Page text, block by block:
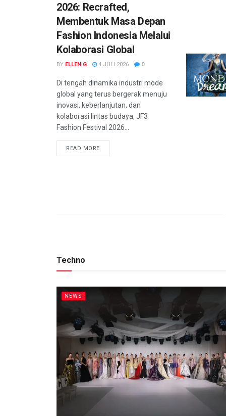
2026: Recrafted,
Membentuk Masa Depan
Fashion Indonesia Melalui
Kolaborasi Global
BY ELLEN G 4 JULI 2026 0
Di tengah dinamika industri mode
global yang terus bergerak menuju
inovasi, keberlanjutan, dan
kolaborasi lintas budaya, JF3
Fashion Festival 2026...
READ MORE
Techno
NEWS